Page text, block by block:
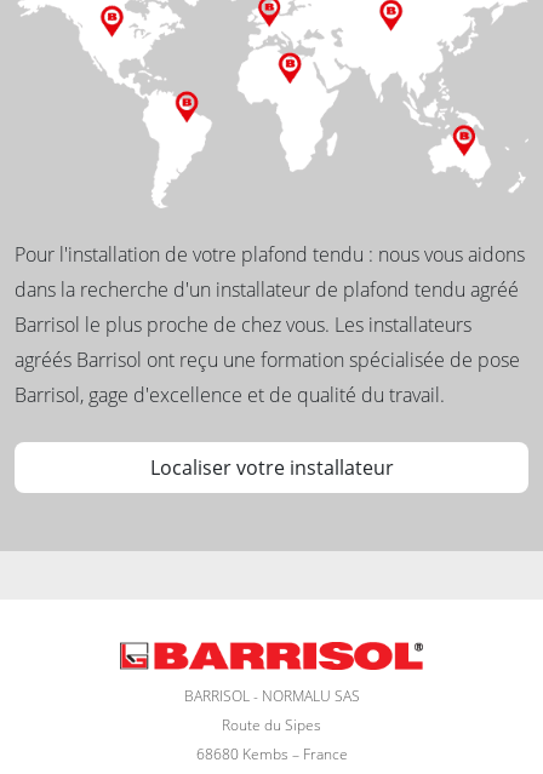
Pour l'installation de votre plafond tendu : nous vous aidons
dans la recherche d'un installateur de plafond tendu agréé
Barrisol le plus proche de chez vous. Les installateurs
agréés Barrisol ont reçu une formation spécialisée de pose
Barrisol, gage d'excellence et de qualité du travail.
Localiser votre installateur
BARRISOL - NORMALU SAS
Route du Sipes
68680 Kembs – France